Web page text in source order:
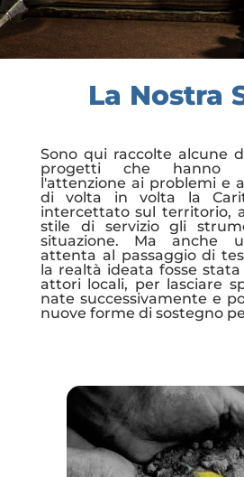
La Nostra
Sono qui raccolte alcune
progetti che hanno
l'attenzione ai problemi e
di volta in volta la
intercettato sul territorio,
stile di servizio gli
situazione. Ma anche
attenta al passaggio di
la realtà ideata fosse
attori locali, per lasciare
nate successivamente e
nuove forme di sostegno